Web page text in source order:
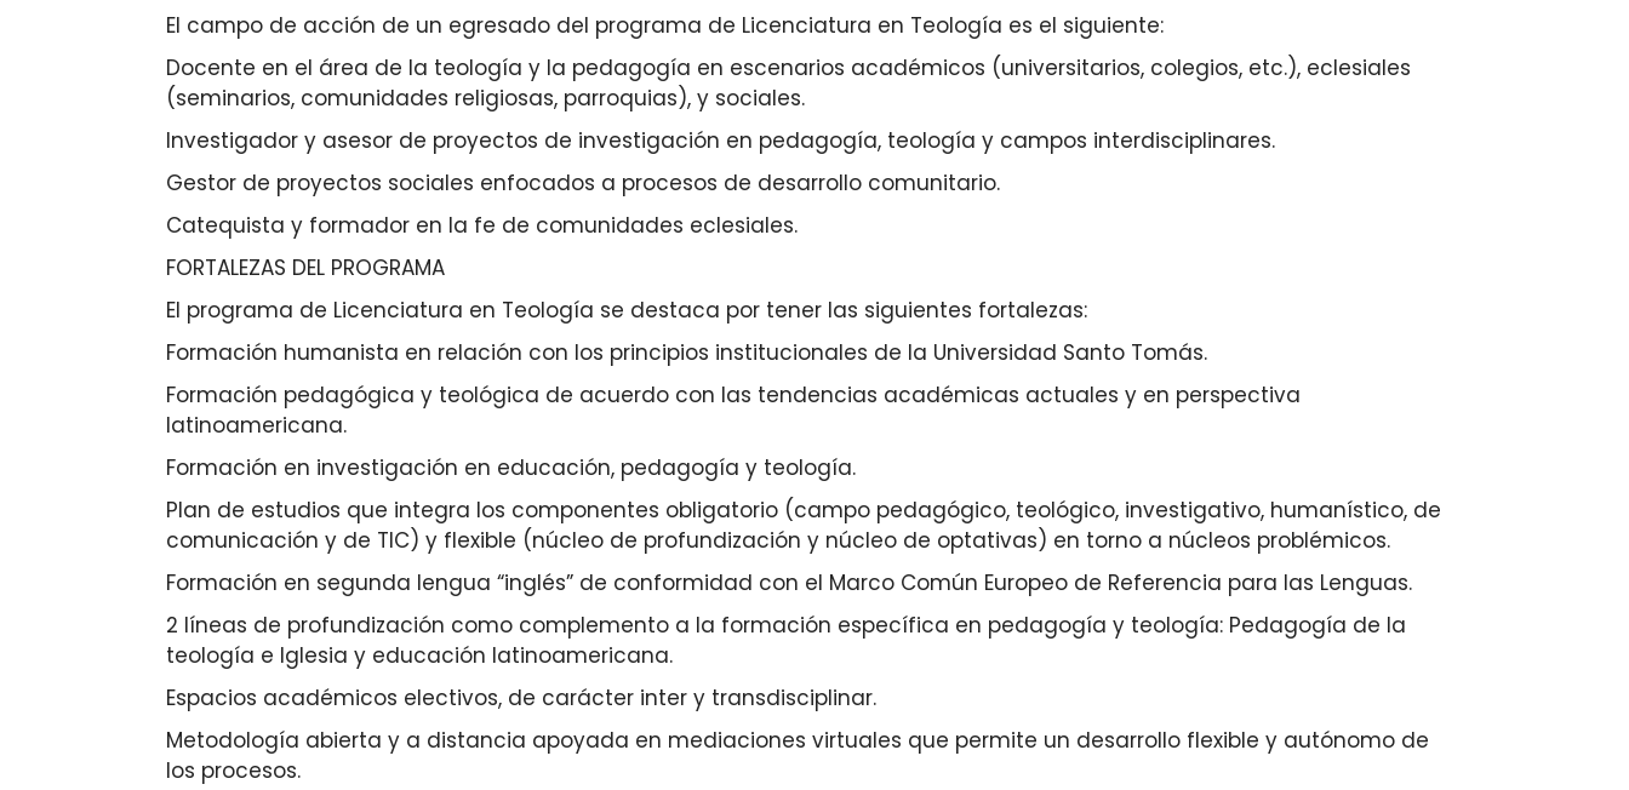
El campo de acción de un egresado del programa de Licenciatura en Teología es el siguiente:
Docente en el área de la teología y la pedagogía en escenarios académicos (universitarios, colegios, etc.), eclesiales
(seminarios, comunidades religiosas, parroquias), y sociales.
Investigador y asesor de proyectos de investigación en pedagogía, teología y campos interdisciplinares.
Gestor de proyectos sociales enfocados a procesos de desarrollo comunitario.
Catequista y formador en la fe de comunidades eclesiales.
FORTALEZAS DEL PROGRAMA
El programa de Licenciatura en Teología se destaca por tener las siguientes fortalezas:
Formación humanista en relación con los principios institucionales de la Universidad Santo Tomás.
Formación pedagógica y teológica de acuerdo con las tendencias académicas actuales y en perspectiva
latinoamericana.
Formación en investigación en educación, pedagogía y teología.
Plan de estudios que integra los componentes obligatorio (campo pedagógico, teológico, investigativo, humanístico, de
comunicación y de TIC) y flexible (núcleo de profundización y núcleo de optativas) en torno a núcleos problémicos.
Formación en segunda lengua “inglés” de conformidad con el Marco Común Europeo de Referencia para las Lenguas.
2 líneas de profundización como complemento a la formación específica en pedagogía y teología: Pedagogía de la
teología e Iglesia y educación latinoamericana.
Espacios académicos electivos, de carácter inter y transdisciplinar.
Metodología abierta y a distancia apoyada en mediaciones virtuales que permite un desarrollo flexible y autónomo de
los procesos.